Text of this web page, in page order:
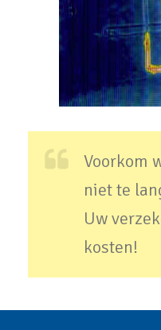
Voorkom
niet te
Uw
kosten!